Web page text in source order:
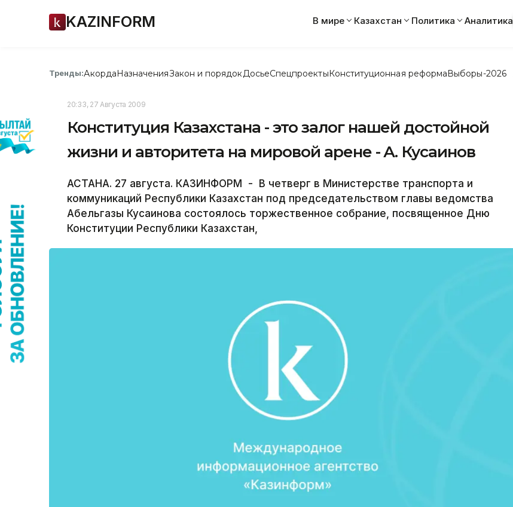
KAZINFORM В мире Казахстан Политика Аналитика
Тренды:АкордаНазначенияЗакон и порядок ДосьеСпецпроектыКонституционная реформаВыборы-2026
20:33, 27 Августа 2009
Конституция Казахстана - это залог нашей достойной
жизни и авторитета на мировой арене - А. Кусаинов
АСТАНА. 27 августа. КАЗИНФОРМ - В четверг в Министерстве транспорта и
коммуникаций Республики Казахстан под председательством главы ведомства
Абельгазы Кусаинова состоялось торжественное собрание, посвященное Дню
Конституции Республики Казахстан,